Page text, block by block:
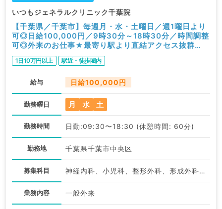
いつもジェネラルクリニック千葉院
【千葉県／千葉市】毎週月・水・土曜日／週1曜日より
可◎日給100,000円／9時30分～18時30分／時間調整
可◎外来のお仕事★最寄り駅より直結アクセス抜群
♪（内科系,外科系,皮膚科,小児科,総合診療科／非常勤）
1日10万円以上 駅近・徒歩圏内
給与 日給100,000円
勤務曜日 月 水 土
勤務時間 日勤:09:30〜18:30 (休憩時間: 60分)
勤務地 千葉県千葉市中央区
募集科目 神経内科、小児科、整形外科、形成外科、脳神経外科、呼吸器外科、心臓血管外科、皮膚科、泌尿器科、一般内科、循環器内科、呼吸器内科、消化器内科、内分泌・代謝内科、腎臓内科、血液内科、外科系全般、一般外科、消化器外科、乳腺外科、総合診療科、膠原病科、大腸・肛門外科
業務内容 一般外来